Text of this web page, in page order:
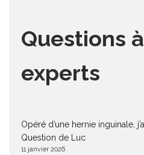
Questions
experts
Opéré d’une hernie inguinale,
Question de Luc
11 janvier 2026